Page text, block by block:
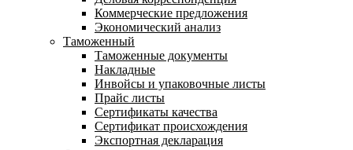
Коммерческие предложения
Экономический анализ
Таможенный
Таможенные документы
Накладные
Инвойсы и упаковочные листы
Прайс листы
Сертификаты качества
Сертификат происхождения
Экспортная декларация